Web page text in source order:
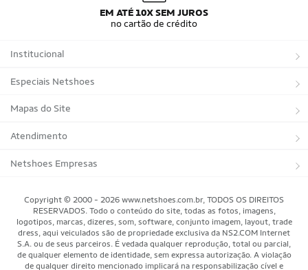
Camisas Adidas Seleções Home
Bola Trionda Campo
EM ATÉ 10X SEM JUROS
no cartão de crédito
Institucional
Sobre a Netshoes
Política de Privacidade
Programa de Afiliados
Regulamentos
Programa de Integridade
Blog
Black Friday Magalu
Especiais Netshoes
Suplementos
Corrida
Bicicletas
Basquete
Motorsport
Mapas do Site
Marcas
Tipos de Produtos
Atendimento
Trocas e devoluções
Minha Conta
Meus Pedidos
Pagamentos
Netshoes Empresas
Copyright © 2000 - 2026 www.netshoes.com.br, TODOS OS DIREITOS
RESERVADOS. Todo o conteúdo do site, todas as fotos, imagens,
logotipos, marcas, dizeres, som, software, conjunto imagem, layout, trade
dress, aqui veiculados são de propriedade exclusiva da NS2.COM Internet
S.A. ou de seus parceiros. É vedada qualquer reprodução, total ou parcial,
de qualquer elemento de identidade, sem expressa autorização. A violação
de qualquer direito mencionado implicará na responsabilização cível e